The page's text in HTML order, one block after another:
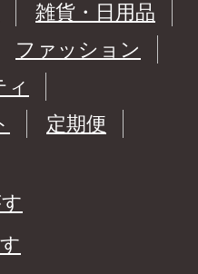
雑貨・日用品
ファッション
ィ
定期便